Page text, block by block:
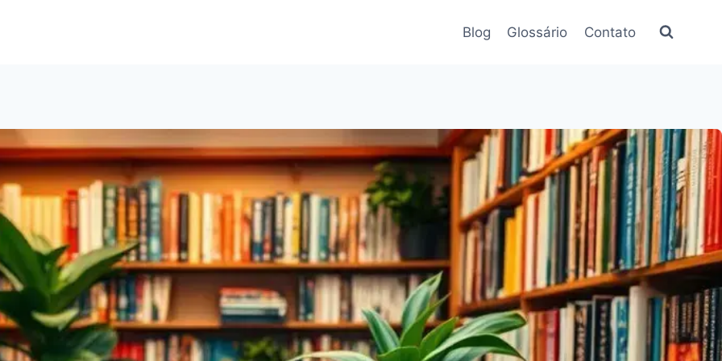
Blog Glossário Contato